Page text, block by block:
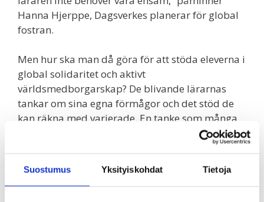
Suostumus Yksityiskohdat Tietoja
Hanna Hjerppe, Dagsverkes planerar för global
fostran.
Men hur ska man då göra för att stöda eleverna i
global solidaritet och aktivt
världsmedborgarskap? De blivande lärarnas
tankar om sina egna förmågor och det stöd de
kan räkna med varierade. En tanke som många
ändå delade var att den egna attityden, modet
och nyfikenheten gentemot global fostran och
överens om att lärarna är med och utvecklar